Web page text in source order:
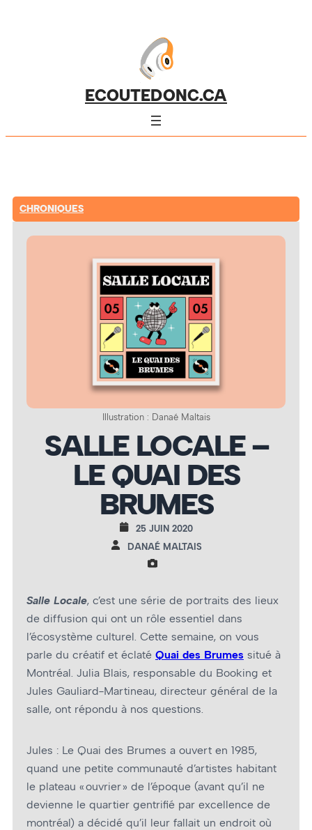
ECOUTEDONC.CA
CHRONIQUES
Illustration : Danaé Maltais
SALLE LOCALE –
LE QUAI DES
BRUMES
25 JUIN 2020
DANAÉ MALTAIS
Salle Locale, c’est une série de portraits des lieux
de diffusion qui ont un rôle essentiel dans
l’écosystème culturel. Cette semaine, on vous
parle du créatif et éclaté Quai des Brumes situé à
Montréal. Julia Blais, responsable du Booking et
Jules Gauliard-Martineau, directeur général de la
salle, ont répondu à nos questions.
Jules : Le Quai des Brumes a ouvert en 1985,
quand une petite communauté d’artistes habitant
le plateau « ouvrier » de l’époque (avant qu’il ne
devienne le quartier gentrifié par excellence de
montréal) a décidé qu’il leur fallait un endroit où